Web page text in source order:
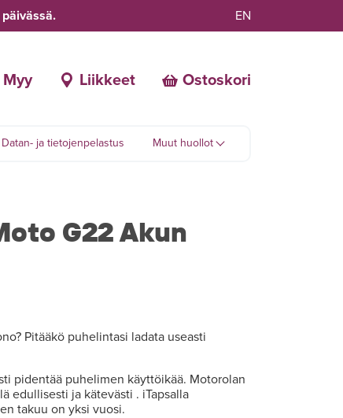
EN
Myy Liikkeet Ostoskori
Datan- ja tietojenpelastus Muut huollot
G22 Akun
Pitääkö puhelintasi ladata useasti
pidentää puhelimen käyttöikää. Motorolan
edullisesti ja kätevästi . iTapsalla
takuu on yksi vuosi.